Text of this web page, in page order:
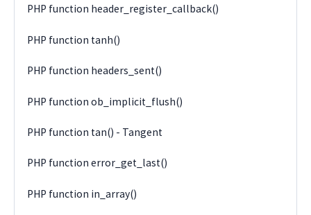
PHP function header_register_callback()
PHP function tanh()
PHP function headers_sent()
PHP function ob_implicit_flush()
PHP function tan() - Tangent
PHP function error_get_last()
PHP function in_array()